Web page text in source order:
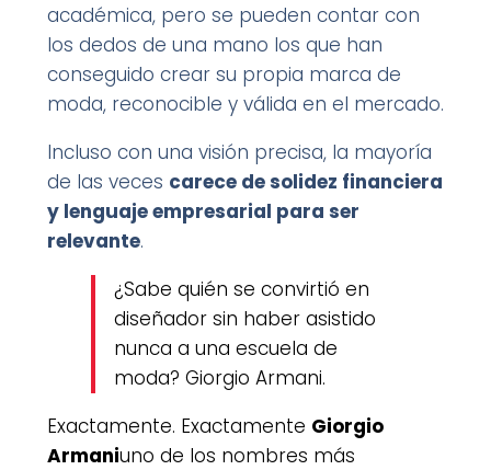
académica, pero se pueden contar con
los dedos de una mano los que han
conseguido crear su propia marca de
moda, reconocible y válida en el mercado.
Incluso con una visión precisa, la mayoría
de las veces carece de solidez financiera
y lenguaje empresarial para ser
relevante.
¿Sabe quién se convirtió en
diseñador sin haber asistido
nunca a una escuela de
moda? Giorgio Armani.
Exactamente. Exactamente Giorgio
Armaniuno de los nombres más